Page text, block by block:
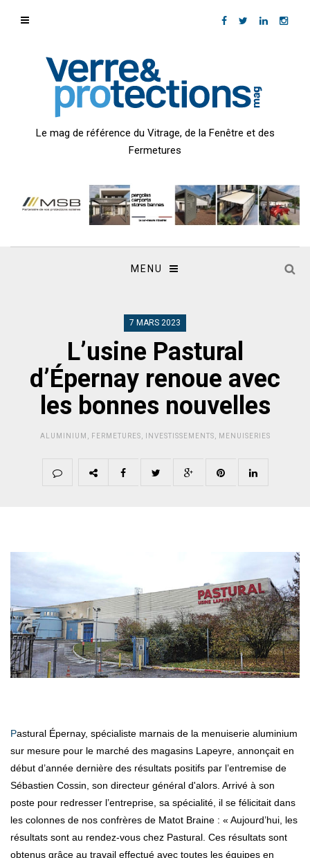
Le mag de référence du Vitrage, de la Fenêtre et des
Fermetures
MENU
7 MARS 2023
L’usine Pastural
d’Épernay renoue avec
les bonnes nouvelles
ALUMINIUM FERMETURES INVESTISSEMENTS MENUISERIES
Pastural Épernay, spécialiste marnais de la menuiserie aluminium
sur mesure pour le marché des magasins Lapeyre, annonçait en
début d’année dernière des résultats positifs par l’entremise de
Sébastien Cossin, son directeur général d'alors. Arrivé à son
poste pour redresser l’entreprise, sa spécialité, il se félicitait dans
les colonnes de nos confrères de Matot Braine : « Aujourd’hui, les
résultats sont au rendez-vous chez Pastural. Ces résultats sont
obtenus grâce au travail effectué avec toutes les équipes en